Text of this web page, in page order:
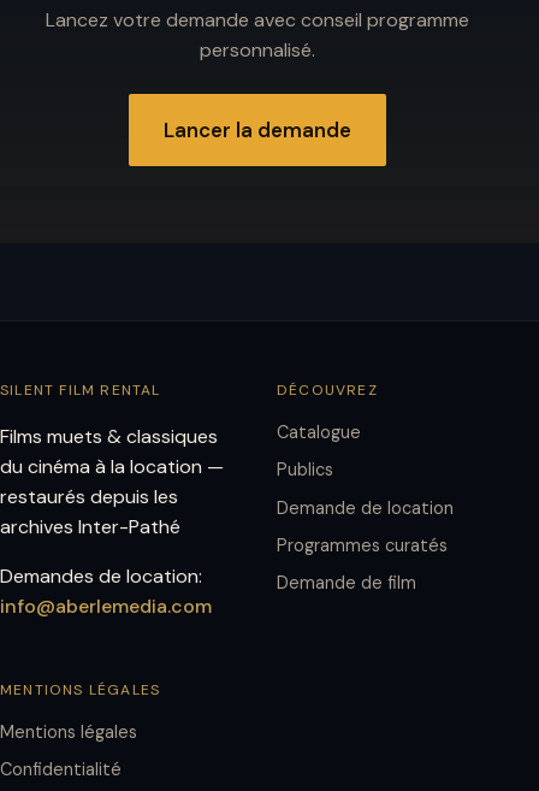
Lancez votre demande avec conseil programme
personnalisé.
Lancer la demande
SILENT FILM RENTAL
Films muets & classiques
du cinéma à la location —
restaurés depuis les
archives Inter-Pathé
Demandes de location:
info@aberlemedia.com
DÉCOUVREZ
Catalogue
Publics
Demande de location
Programmes curatés
Demande de film
MENTIONS LÉGALES
Mentions légales
Confidentialité